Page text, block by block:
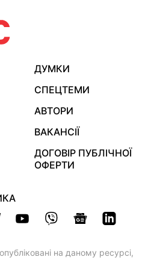
ДУМКИ
СПЕЦТЕМИ
АВТОРИ
ВАКАНСІЇ
ДОГОВІР ПУБЛІЧНОЇ
ОФЕРТИ
на даному ресурсі,